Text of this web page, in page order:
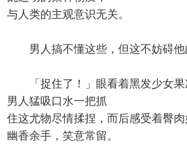
与人类的主观意识无关。
男人搞不懂这些，但这不妨碍他
「捉住了！」眼看着黑发少女果
男人猛吸口水一把抓
住这尤物尽情揉捏，而后感受着臀肉
幽香余手，笑意常留。